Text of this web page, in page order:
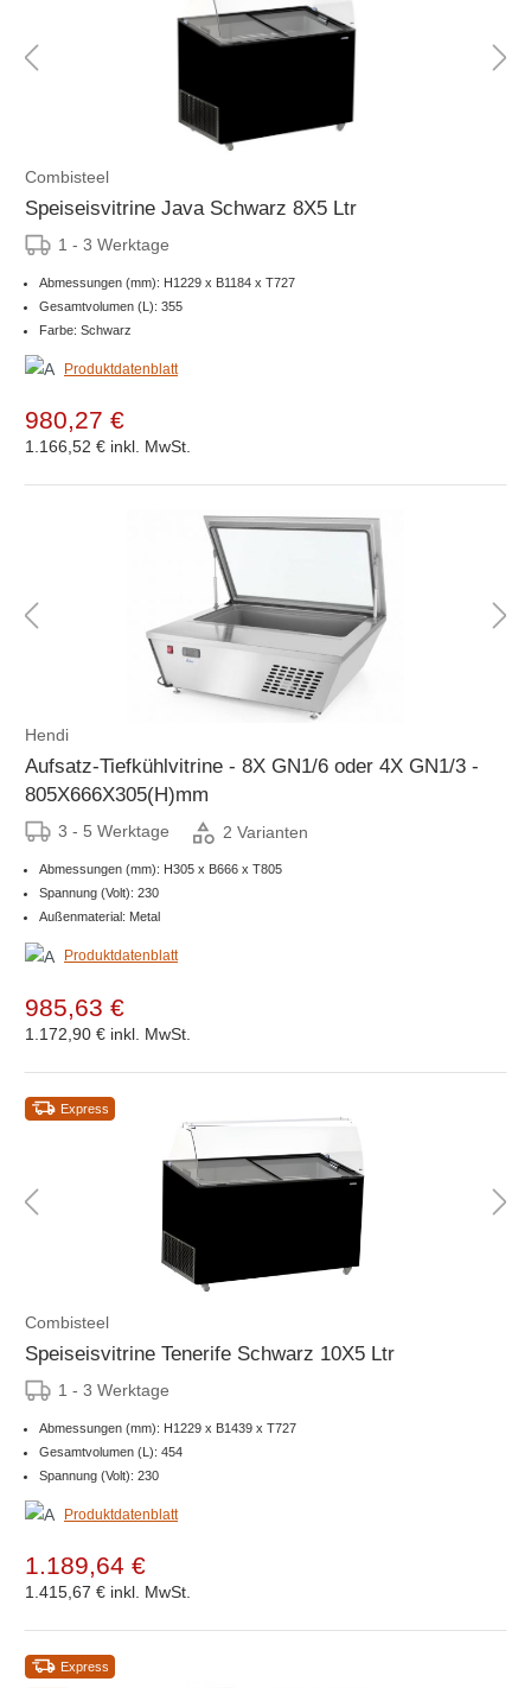
Combisteel
Speiseisvitrine Java Schwarz 8X5 Ltr
1 - 3 Werktage
Abmessungen (mm): H1229 x B1184 x T727
Gesamtvolumen (L): 355
Farbe: Schwarz
Produktdatenblatt
980,27 €
1.166,52 € inkl. MwSt.
Hendi
Aufsatz-Tiefkühlvitrine - 8X GN1/6 oder 4X GN1/3 -
805X666X305(H)mm
3 - 5 Werktage 2 Varianten
Abmessungen (mm): H305 x B666 x T805
Spannung (Volt): 230
Außenmaterial: Metal
Produktdatenblatt
985,63 €
1.172,90 € inkl. MwSt.
Express
Combisteel
Speiseisvitrine Tenerife Schwarz 10X5 Ltr
1 - 3 Werktage
Abmessungen (mm): H1229 x B1439 x T727
Gesamtvolumen (L): 454
Spannung (Volt): 230
Produktdatenblatt
1.189,64 €
1.415,67 € inkl. MwSt.
Express